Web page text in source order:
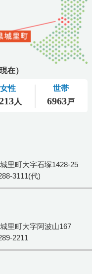
里町大字石塚1428-25
3111(代)
里町大字阿波山167
2211